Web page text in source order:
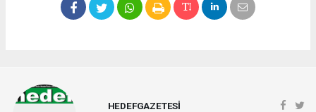
HEDEFGAZETESİ